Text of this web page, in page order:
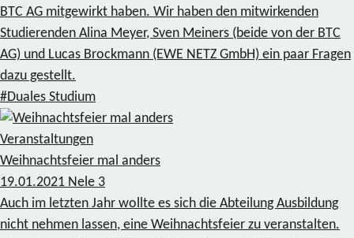
BTC AG mitgewirkt haben. Wir haben den mitwirkenden
Studierenden Alina Meyer, Sven Meiners (beide von der BTC
AG) und Lucas Brockmann (EWE NETZ GmbH) ein paar Fragen
dazu gestellt.
#Duales Studium
Veranstaltungen
Weihnachtsfeier mal anders
19.01.2021 Nele 3
Auch im letzten Jahr wollte es sich die Abteilung Ausbildung
nicht nehmen lassen, eine Weihnachtsfeier zu veranstalten.